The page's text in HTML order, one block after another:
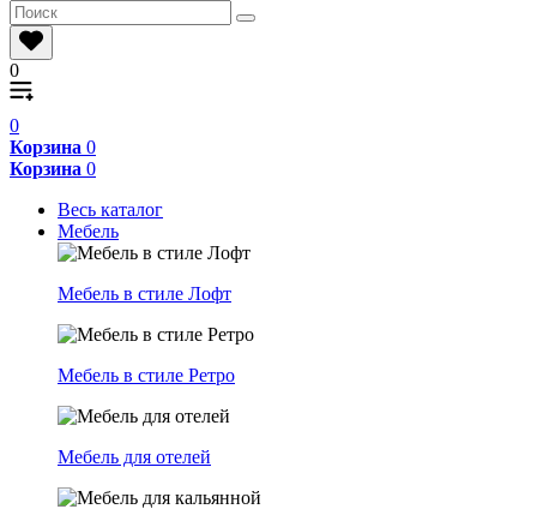
0
0
Корзина 0
Корзина 0
Весь каталог
Мебель
Мебель в стиле Лофт
Мебель в стиле Ретро
Мебель для отелей